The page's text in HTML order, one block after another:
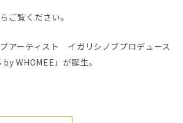
ご覧ください。
アーティスト イガリシノブプロデュース
WHOMEE」が誕生。